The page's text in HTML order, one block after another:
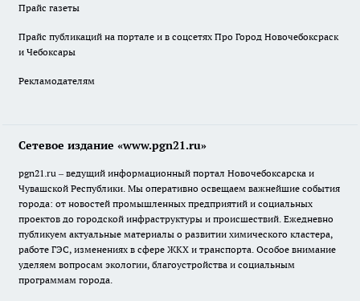
Прайс газеты
Прайс публикаций на портале и в соцсетях Про Город Новочебоксраск
и Чебоксары
Рекламодателям
Сетевое издание «www.pgn21.ru»
pgn21.ru – ведущий информационный портал Новочебоксарска и
Чувашской Республики. Мы оперативно освещаем важнейшие события
города: от новостей промышленных предприятий и социальных
проектов до городской инфраструктуры и происшествий. Ежедневно
публикуем актуальные материалы о развитии химического кластера,
работе ГЭС, изменениях в сфере ЖКХ и транспорта. Особое внимание
уделяем вопросам экологии, благоустройства и социальным
программам города.